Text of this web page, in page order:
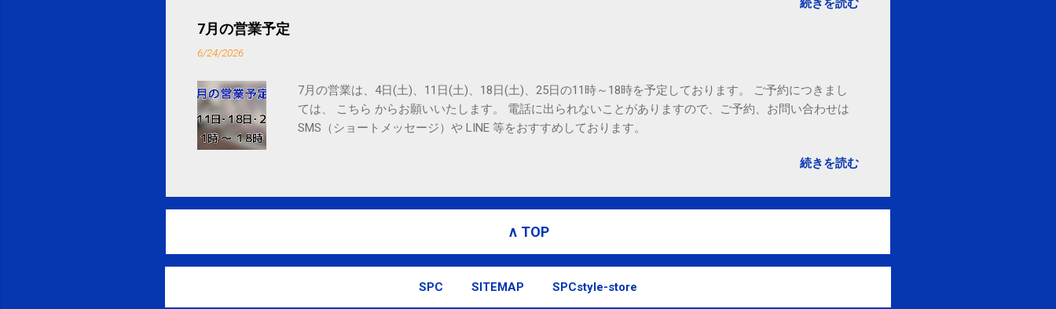
7月の営業予定
6/24/2026
7月の営業は、4日(土)、11日(土)、18日(土)、25日の11時～18時を予定しております。 ご予約につきまし
ては、 こちら からお願いいたします。 電話に出られないことがありますので、ご予約、お問い合わせは
SMS（ショートメッセージ）や LINE 等をおすすめしております。
続きを読む
∧ TOP
SPC SITEMAP SPCstyle-store